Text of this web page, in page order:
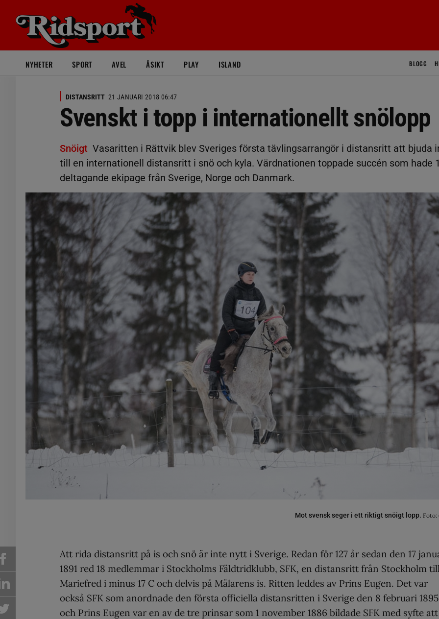
NYHETER SPORT AVEL ÅSIKT PLAY ISLAND BLOGG
DISTANSRITT 21 JANUARI 2018 06:47
Svenskt i topp i internationellt snölopp
Snöigt Vasaritten i Rättvik blev Sveriges första tävlingsarrangör i distansritt att bjuda
till en internationell distansritt i snö och kyla. Värdnationen toppade succén som hade
deltagande ekipage från Sverige, Norge och Danmark.
Mot svensk seger i ett riktigt snöigt lopp. Foto:
Att rida distansritt på is och snö är inte nytt i Sverige. Redan för 127 år sedan den 17
1891 red 18 medlemmar i Stockholms Fäldtridklubb, SFK, en distansritt från Stockholm
Mariefred i minus 17 C och delvis på Mälarens is. Ritten leddes av Prins Eugen. Det var
också SFK som anordnade den första officiella distansritten i Sverige den 8 februari
och Prins Eugen var en av de tre prinsar som 1 november 1886 bildade SFK med syfte att